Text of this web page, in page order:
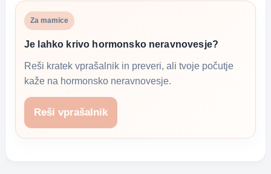
Za mamice
Je lahko krivo hormonsko neravnovesje?
Reši kratek vprašalnik in preveri, ali tvoje počutje
kaže na hormonsko neravnovesje.
Reši vprašalnik